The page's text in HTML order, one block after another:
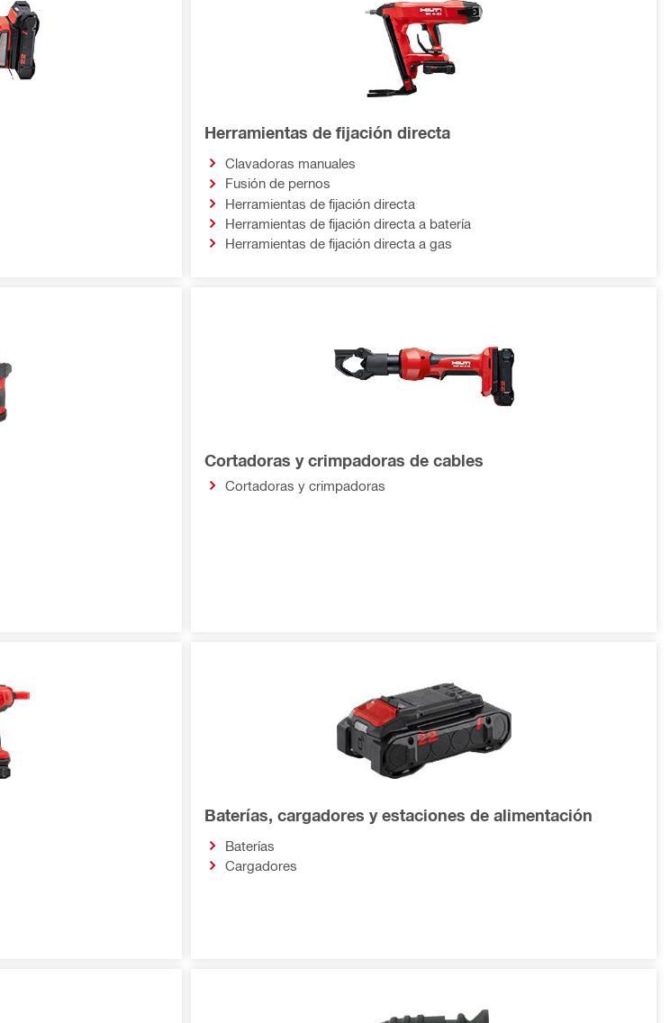
Herramientas de fijación directa
Clavadoras manuales
Fusión de pernos
Herramientas de fijación directa
Herramientas de fijación directa a batería
Herramientas de fijación directa a gas
Cortadoras y crimpadoras de cables
Cortadoras y crimpadoras
Baterías, cargadores y estaciones de alimentación
Baterías
Cargadores